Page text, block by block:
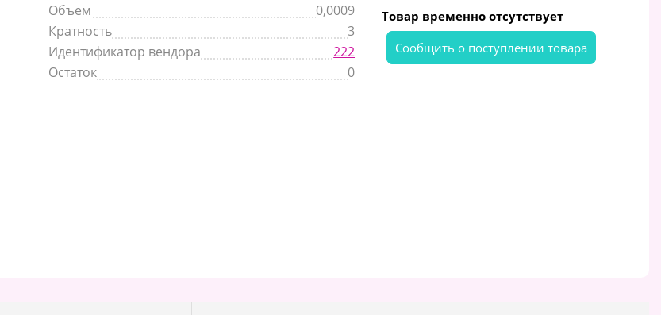
Объем
0,0009
Кратность
3
Идентификатор вендора
222
Остаток
0
Товар временно отсутствует
Cообщить о поступлении товара